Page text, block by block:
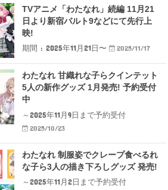
TVアニメ「わたなれ」続編 11月21
日より新宿バルト9などにて先行上
映!
期間 : 2025年11月21日〜
2025/11/17
わたなれ 甘織れな子らクインテット
5人の新作グッズ 1月発売! 予約受付
中
～2025年11月9日まで予約受付
2025/10/23
わたなれ 制服姿でクレープ食べるれ
な子ら3人の描き下ろしグッズ 発売!
～2025年11月2日まで予約受付